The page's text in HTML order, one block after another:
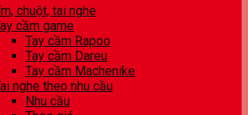
chuột, tai nghe
cầm game
Tay cầm Rapoo
Tay cầm Dareu
Tay cầm Machenike
nghe theo nhu cầu
Nhu cầu